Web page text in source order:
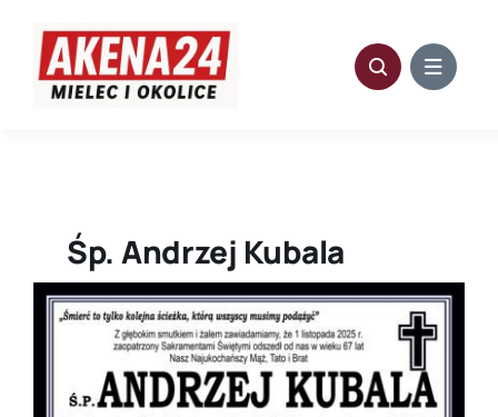
zawartości
Śp. Andrzej Kubala